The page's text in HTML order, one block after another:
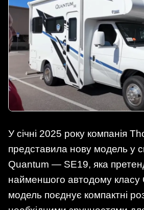
У січні 2025 року компанія
представила нову модель у
Quantum — SE19, яка
найменшого автодому класу
модель поєднує компактні